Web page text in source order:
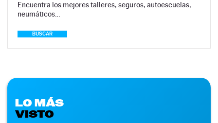
Encuentra los mejores talleres, seguros, autoescuelas,
neumáticos…
BUSCAR
LO MÁS
VISTO